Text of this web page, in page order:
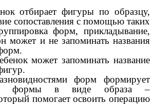
отбирает фигуры по образцу,
сопоставления с помощью таких
форм, прикладывание,
может и не запоминать названия
может запоминать название
форм формирует
формы в виде образа –
помогает освоить операцию